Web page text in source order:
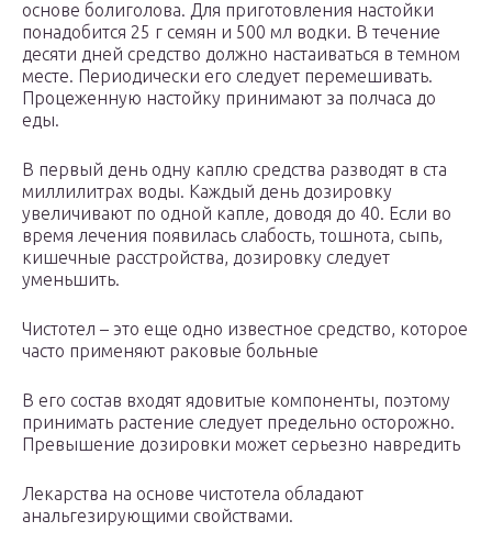
основе болиголова. Для приготовления настойки
понадобится 25 г семян и 500 мл водки. В течение
десяти дней средство должно настаиваться в темном
месте. Периодически его следует перемешивать.
Процеженную настойку принимают за полчаса до
еды.
В первый день одну каплю средства разводят в ста
миллилитрах воды. Каждый день дозировку
увеличивают по одной капле, доводя до 40. Если во
время лечения появилась слабость, тошнота, сыпь,
кишечные расстройства, дозировку следует
уменьшить.
Чистотел – это еще одно известное средство, которое
часто применяют раковые больные
В его состав входят ядовитые компоненты, поэтому
принимать растение следует предельно осторожно.
Превышение дозировки может серьезно навредить
Лекарства на основе чистотела обладают
анальгезирующими свойствами.